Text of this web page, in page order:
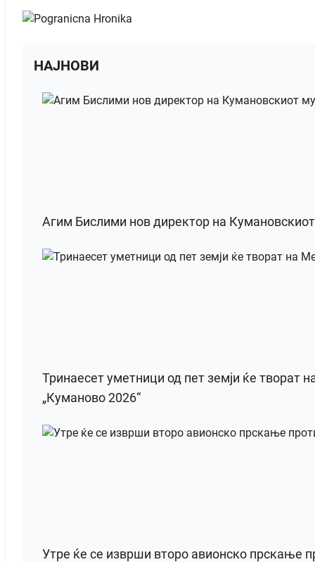
НАЈНОВИ
Агим Бислими нов директор на Кумановскиот
Тринаесет уметници од пет земји ќе творат
„Куманово 2026“
Утре ќе се изврши второ авионско прскање